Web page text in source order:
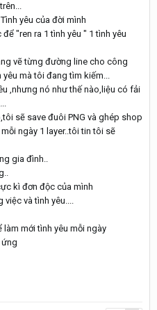
yêu của đời mình
"ren ra 1 tình yêu " 1 tình yêu
vẽ từng đường line cho công
mà tôi đang tìm kiếm...
,nhưng nó như thế nào,liệu có fải
sẽ save đuôi PNG và ghép shop
ngày 1 layer..tôi tin tôi sẽ
gia đình..
kì đơn độc của mình
và tình yêu....
mới tình yêu mỗi ngày
ứng